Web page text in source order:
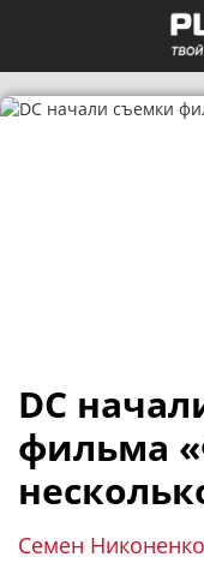
DC
фильма
Семен Никоненко